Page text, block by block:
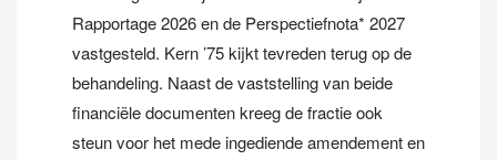
Rapportage 2026 en de Perspectiefnota* 2027
vastgesteld. Kern ’75 kijkt tevreden terug op de
behandeling. Naast de vaststelling van beide
financiële documenten kreeg de fractie ook
steun voor het mede ingediende amendement en